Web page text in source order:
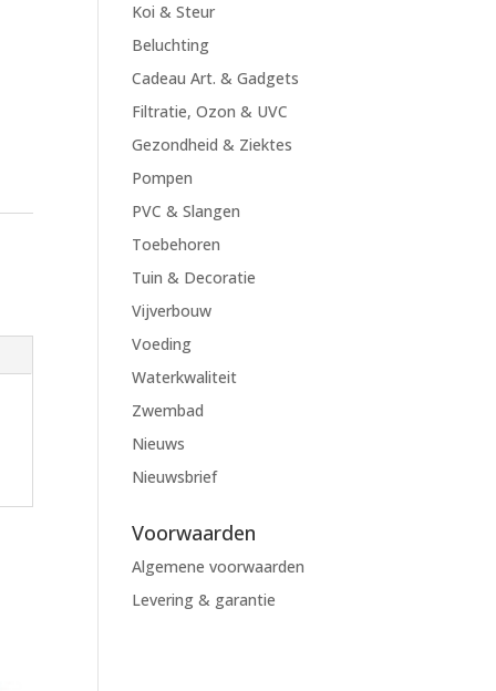
Koi & Steur
Beluchting
Cadeau Art. & Gadgets
Filtratie, Ozon & UVC
Gezondheid & Ziektes
Pompen
PVC & Slangen
Toebehoren
Tuin & Decoratie
Vijverbouw
Voeding
Waterkwaliteit
Zwembad
Nieuws
Nieuwsbrief
Voorwaarden
Algemene voorwaarden
Levering & garantie